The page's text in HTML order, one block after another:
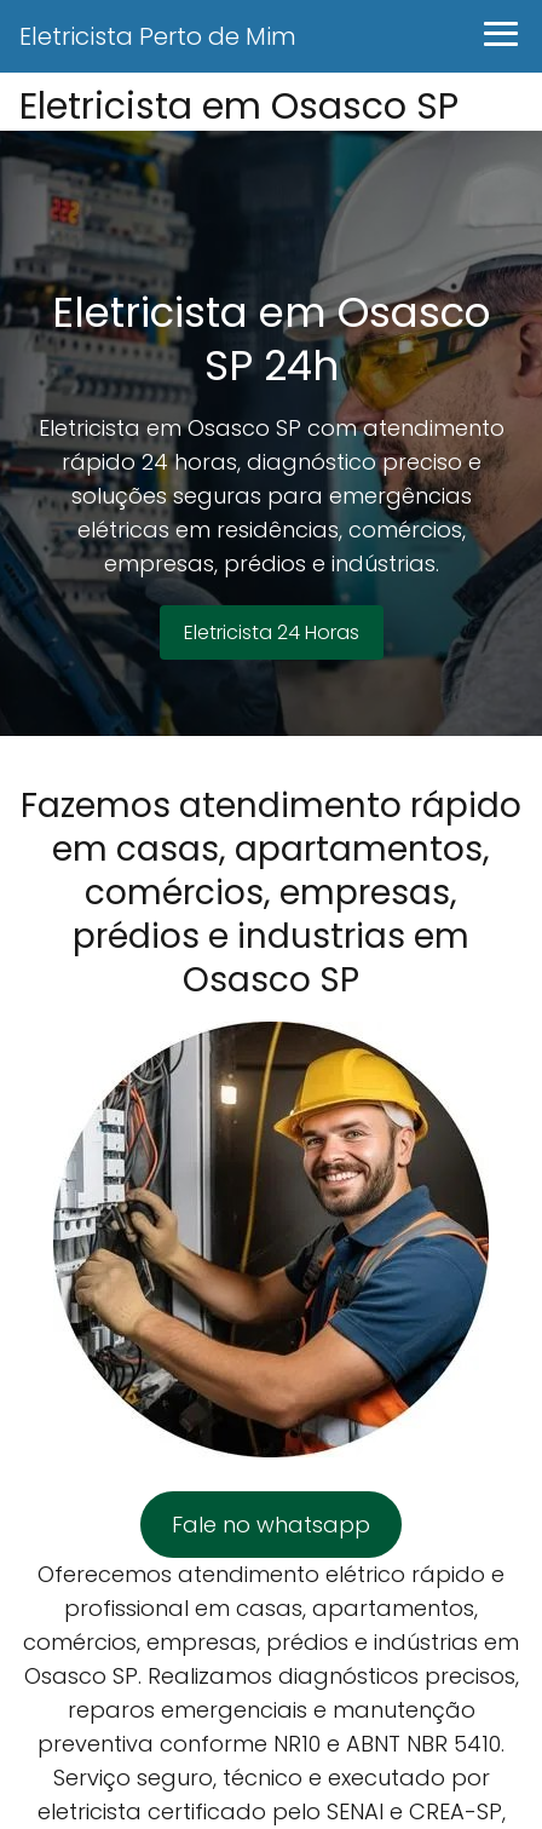
Eletricista Perto de Mim
Eletricista em Osasco SP
Eletricista em Osasco
SP 24h
Eletricista em Osasco SP com atendimento
rápido 24 horas, diagnóstico preciso e
soluções seguras para emergências
elétricas em residências, comércios,
empresas, prédios e indústrias.
Eletricista 24 Horas
Fazemos atendimento rápido
em casas, apartamentos,
comércios, empresas,
prédios e industrias em
Osasco SP
Fale no whatsapp
Oferecemos atendimento elétrico rápido e
profissional em casas, apartamentos,
comércios, empresas, prédios e indústrias em
Osasco SP. Realizamos diagnósticos precisos,
reparos emergenciais e manutenção
preventiva conforme NR10 e ABNT NBR 5410.
Serviço seguro, técnico e executado por
eletricista certificado pelo SENAI e CREA-SP,